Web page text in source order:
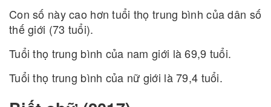
Con số này cao hơn tuổi thọ trung bình của dân số
thế giới (73 tuổi).
Tuổi thọ trung bình của nam giới là 69,9 tuổi.
Tuổi thọ trung bình của nữ giới là 79,4 tuổi.